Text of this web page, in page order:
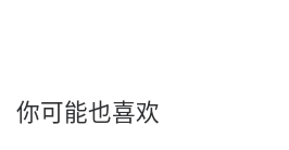
你可能也喜欢